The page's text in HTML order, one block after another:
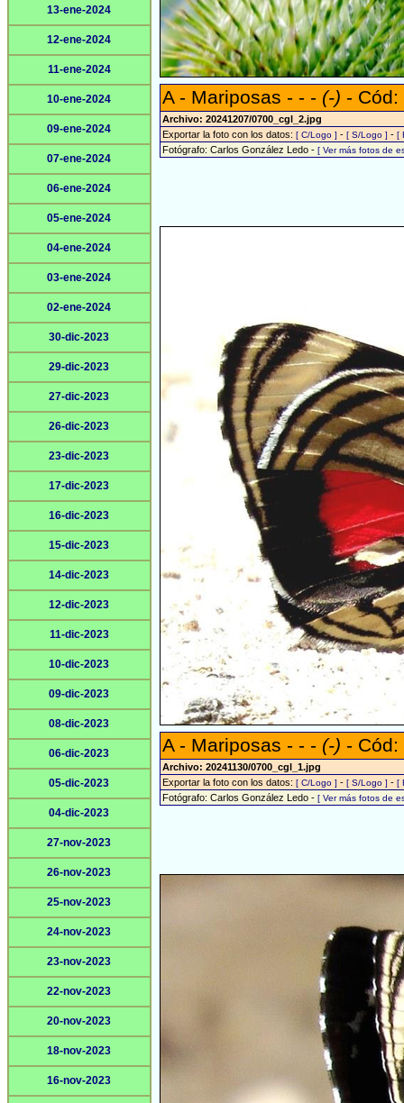
13-ene-2024
12-ene-2024
11-ene-2024
10-ene-2024
09-ene-2024
07-ene-2024
06-ene-2024
05-ene-2024
04-ene-2024
03-ene-2024
02-ene-2024
30-dic-2023
29-dic-2023
27-dic-2023
26-dic-2023
23-dic-2023
17-dic-2023
16-dic-2023
15-dic-2023
14-dic-2023
12-dic-2023
11-dic-2023
10-dic-2023
09-dic-2023
08-dic-2023
06-dic-2023
05-dic-2023
04-dic-2023
27-nov-2023
26-nov-2023
25-nov-2023
24-nov-2023
23-nov-2023
22-nov-2023
20-nov-2023
18-nov-2023
16-nov-2023
A - Mariposas - - - (-) - Cód:
Archivo: 20241207/0700_cgl_2.jpg
Exportar la foto con los datos: [ C/Logo ] - [ S/Logo ] - [
Fotógrafo: Carlos González Ledo - [ Ver más fotos de
A - Mariposas - - - (-) - Cód:
Archivo: 20241130/0700_cgl_1.jpg
Exportar la foto con los datos: [ C/Logo ] - [ S/Logo ] - [
Fotógrafo: Carlos González Ledo - [ Ver más fotos de